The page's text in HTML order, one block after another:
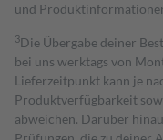
und
3Die Übergabe deiner
bei uns werktags von
Lieferzeitpunkt kann je
Produktverfügbarkeit
abweichen. Darüber